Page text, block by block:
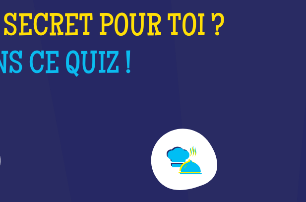
POUR TOI ?
CE QUIZ !